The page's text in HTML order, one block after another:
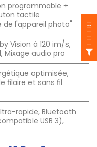
programmable +
tactile
l'appareil photo"
Vision à 120 im/s,
Mixage audio pro
optimisée,
filaire et sans fil
rapide, Bluetooth
USB 3),
FILTRE